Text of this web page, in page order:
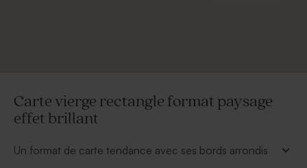
Carte vierge rectangle format paysage
effet brillant
Un format de carte tendance avec ses bords arrondis